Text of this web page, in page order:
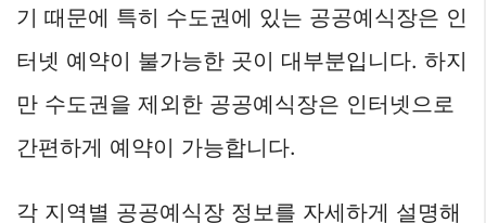
기 때문에 특히 수도권에 있는 공공예식장은 인
터넷 예약이 불가능한 곳이 대부분입니다. 하지
만 수도권을 제외한 공공예식장은 인터넷으로
간편하게 예약이 가능합니다.
각 지역별 공공예식장 정보를 자세하게 설명해